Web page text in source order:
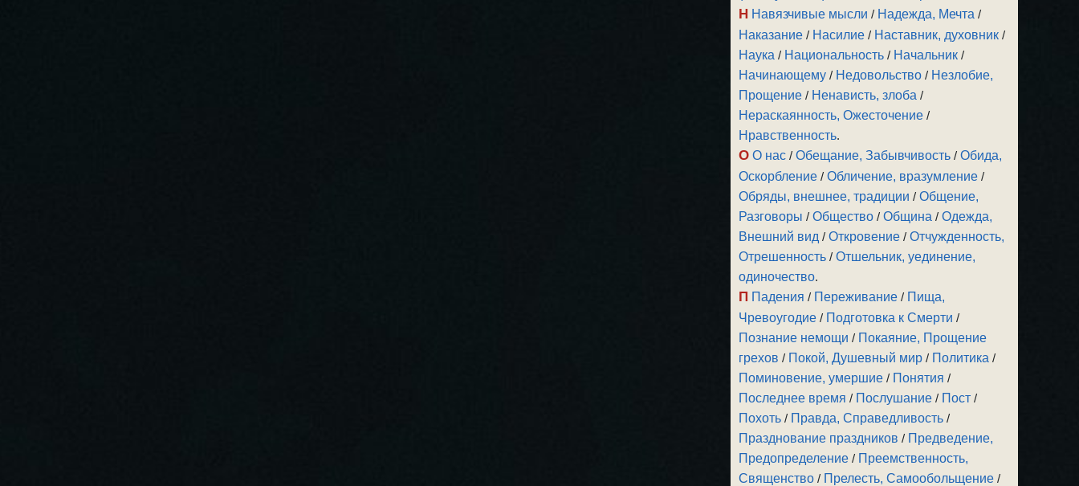
Н Навязчивые мысли / Надежда, Мечта /
Наказание / Насилие / Наставник, духовник /
Наука / Национальность / Начальник /
Начинающему / Недовольство / Незлобие,
Прощение / Ненависть, злоба /
Нераскаянность, Ожесточение /
Нравственность.
О О нас /Обещание, Забывчивость /Обида,
Оскорбление /Обличение, вразумление /
Обряды, внешнее, традиции /Общение,
Разговоры /Общество /Община /Одежда,
Внешний вид /Откровение /Отчужденность,
Отрешенность /Отшельник, уединение,
одиночество.
П Падения / Переживание / Пища,
Чревоугодие / Подготовка к Смерти /
Познание немощи / Покаяние, Прощение
грехов / Покой, Душевный мир / Политика /
Поминовение, умершие / Понятия /
Последнее время / Послушание / Пост /
Похоть / Правда, Справедливость /
Празднование праздников / Предведение,
Предопределение / Преемственность,
Священство / Прелесть, Самообольщение /